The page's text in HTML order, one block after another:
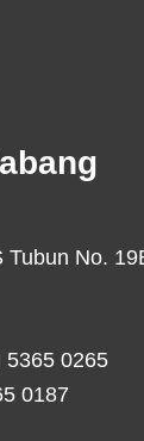
Tubun No.
5365 0265
0187